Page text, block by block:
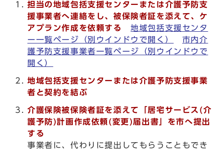
担当の地域包括支援センターまたは介護予防支
援事業者へ連絡をし、被保険者証を添えて、ケ
アプラン作成を依頼する地域包括支援センタ
ー一覧ページ
（別ウインドウで開く）
市内介
護予防支援事業者一覧ページ
（別ウインドウで
開く）
地域包括支援センター または介護予防支援事業
者 と契約を結ぶ
介護保険被保険者証を添えて「居宅サービス(介
護予防)計画作成依頼(変更)届出書」を市へ提出
する
事業者に、代わりに提出してもらうこともでき